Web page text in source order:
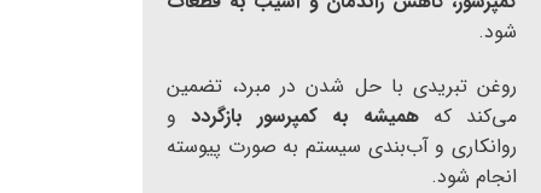
شود.
روغن تبریدی با حل شدن در مبرد، تضمین
می‌کند که همیشه به کمپرسور بازگردد و
روانکاری و آب‌بندی سیستم به صورت پیوسته
انجام شود.